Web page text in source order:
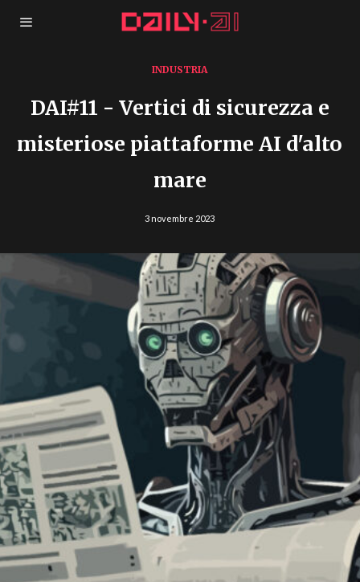
INDUSTRIA
DAI#11 - Vertici di sicurezza e
misteriose piattaforme AI d'alto
mare
3 novembre 2023